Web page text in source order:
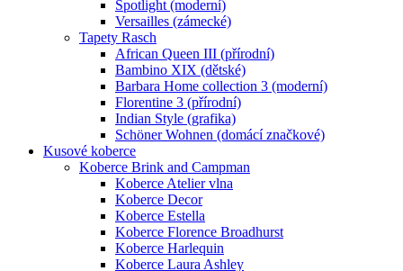
Spotlight (moderní)
Versailles (zámecké)
Tapety Rasch
African Queen III (přírodní)
Bambino XIX (dětské)
Barbara Home collection 3 (moderní)
Florentine 3 (přírodní)
Indian Style (grafika)
Schöner Wohnen (domácí značkové)
Kusové koberce
Koberce Brink and Campman
Koberce Atelier vlna
Koberce Decor
Koberce Estella
Koberce Florence Broadhurst
Koberce Harlequin
Koberce Laura Ashley